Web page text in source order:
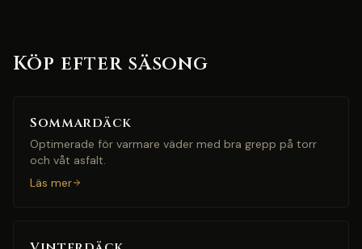
Köp efter säsong
Sommardäck
Optimerade för varmare väder med bra grepp på torr
och våt asfalt.
Läs mer